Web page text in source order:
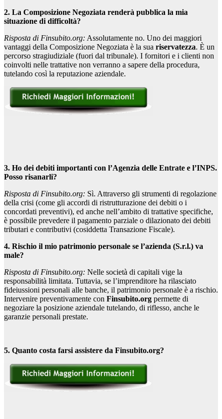
2. La Composizione Negoziata renderà pubblica la mia
situazione di difficoltà?
Risposta di Finsubito.org: Assolutamente no. Uno dei maggiori
vantaggi della Composizione Negoziata è la sua riservatezza. È un
percorso stragiudiziale (fuori dal tribunale). I fornitori e i clienti non
coinvolti nelle trattative non verranno a sapere della procedura,
tutelando così la reputazione aziendale.
3. Ho dei debiti importanti con l’Agenzia delle Entrate e l’INPS.
Posso risanarli?
Risposta di Finsubito.org: Sì. Attraverso gli strumenti di regolazione
della crisi (come gli accordi di ristrutturazione dei debiti o i
concordati preventivi), ed anche nell’ambito di trattative specifiche,
è possibile prevedere il pagamento parziale o dilazionato dei debiti
tributari e contributivi (cosiddetta Transazione Fiscale).
4. Rischio il mio patrimonio personale se l’azienda (S.r.l.) va
male?
Risposta di Finsubito.org: Nelle società di capitali vige la
responsabilità limitata. Tuttavia, se l’imprenditore ha rilasciato
fideiussioni personali alle banche, il patrimonio personale è a rischio.
Intervenire preventivamente con Finsubito.org permette di
negoziare la posizione aziendale tutelando, di riflesso, anche le
garanzie personali prestate.
5. Quanto costa farsi assistere da Finsubito.org?